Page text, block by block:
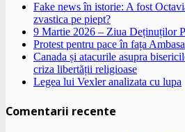
Fake news în istorie: A fost
zvastica pe piept?
9 Martie 2026 – Ziua Deținuților
Protest pentru pace în fața
Canada și atacurile asupra
criza libertății religioase
Legea lui Vexler analizata cu lupa
Comentarii recente